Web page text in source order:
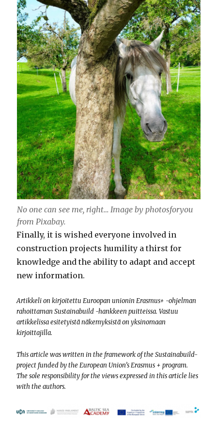
No one can see me, right… Image by photosforyou
from Pixabay.
Finally, it is wished everyone involved in
construction projects humility a thirst for
knowledge and the ability to adapt and accept
new information.
Artikkeli on kirjoitettu Euroopan unionin Erasmus+ -ohjelman
rahoittaman Sustainabuild -hankkeen puitteissa. Vastuu
artikkelissa esitetyistä näkemyksistä on yksinomaan
kirjoittajilla.
This article was written in the framework of the Sustainabuild-
project funded by the European Union’s Erasmus + program.
The sole responsibility for the views expressed in this article lies
with the authors.